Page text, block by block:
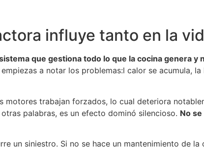
influye tanto en la
que gestiona todo lo que la cocina genera y
a notar los problemas:l calor se acumula,
motores trabajan forzados, lo cual deteriora
palabras, es un efecto dominó silencioso. No
un siniestro. Si no se hace un mantenimiento de